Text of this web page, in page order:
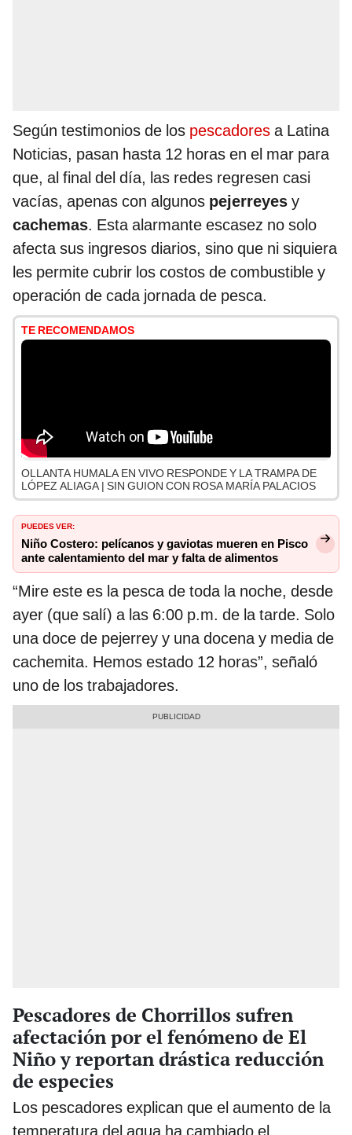
Según testimonios de los pescadores a Latina
Noticias, pasan hasta 12 horas en el mar para
que, al final del día, las redes regresen casi
vacías, apenas con algunos pejerreyes y
cachemas. Esta alarmante escasez no solo
afecta sus ingresos diarios, sino que ni siquiera
les permite cubrir los costos de combustible y
operación de cada jornada de pesca.
TE RECOMENDAMOS
OLLANTA HUMALA EN VIVO RESPONDE Y LA TRAMPA DE
LÓPEZ ALIAGA | SIN GUION CON ROSA MARÍA PALACIOS
PUEDES VER:
Niño Costero: pelícanos y gaviotas mueren en Pisco
ante calentamiento del mar y falta de alimentos
“Mire este es la pesca de toda la noche, desde
ayer (que salí) a las 6:00 p.m. de la tarde. Solo
una doce de pejerrey y una docena y media de
cachemita. Hemos estado 12 horas”, señaló
uno de los trabajadores.
Pescadores de Chorrillos sufren
afectación por el fenómeno de El
Niño y reportan drástica reducción
de especies
Los pescadores explican que el aumento de la
temperatura del agua ha cambiado el